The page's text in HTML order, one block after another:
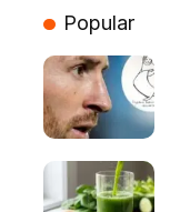
Popular